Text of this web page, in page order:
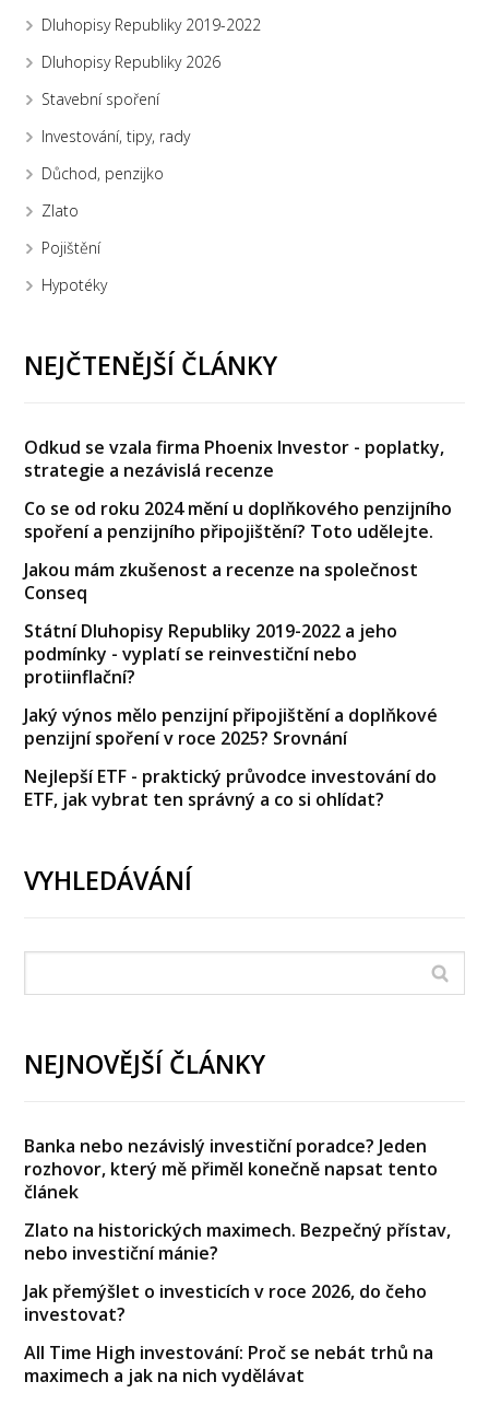
Dluhopisy Republiky 2019-2022
Dluhopisy Republiky 2026
Stavební spoření
Investování, tipy, rady
Důchod, penzijko
Zlato
Pojištění
Hypotéky
NEJČTENĚJŠÍ ČLÁNKY
Odkud se vzala firma Phoenix Investor - poplatky,
strategie a nezávislá recenze
Co se od roku 2024 mění u doplňkového penzijního
spoření a penzijního připojištění? Toto udělejte.
Jakou mám zkušenost a recenze na společnost
Conseq
Státní Dluhopisy Republiky 2019-2022 a jeho
podmínky - vyplatí se reinvestiční nebo
protiinflační?
Jaký výnos mělo penzijní připojištění a doplňkové
penzijní spoření v roce 2025? Srovnání
Nejlepší ETF - praktický průvodce investování do
ETF, jak vybrat ten správný a co si ohlídat?
VYHLEDÁVÁNÍ
NEJNOVĚJŠÍ ČLÁNKY
Banka nebo nezávislý investiční poradce? Jeden
rozhovor, který mě přiměl konečně napsat tento
článek
Zlato na historických maximech. Bezpečný přístav,
nebo investiční mánie?
Jak přemýšlet o investicích v roce 2026, do čeho
investovat?
All Time High investování: Proč se nebát trhů na
maximech a jak na nich vydělávat